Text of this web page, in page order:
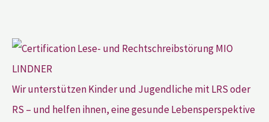
Wir unterstützen Kinder und Jugendliche mit LRS oder
RS – und helfen ihnen, eine gesunde Lebensperspektive